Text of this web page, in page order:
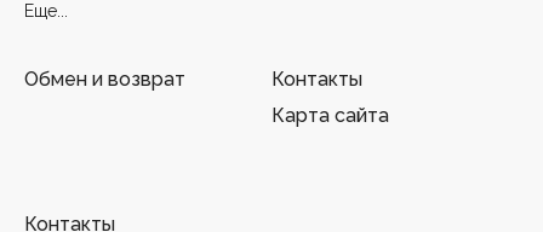
Еще...
Обмен и возврат
Контакты
Карта сайта
Контакты